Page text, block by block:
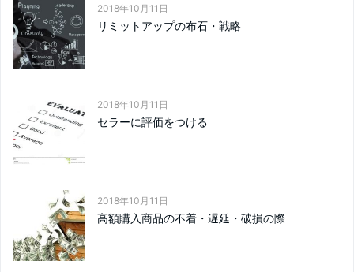
2018年10月11日
リミットアップの布石・戦略
2018年10月11日
セラーに評価をつける
2018年10月11日
高額購入商品の不着・遅延・破損の際